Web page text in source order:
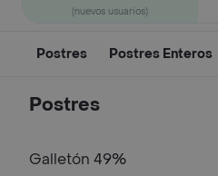
(nuevos usuarios)
Postres Postres Enteros
Postres
Galletón 49%